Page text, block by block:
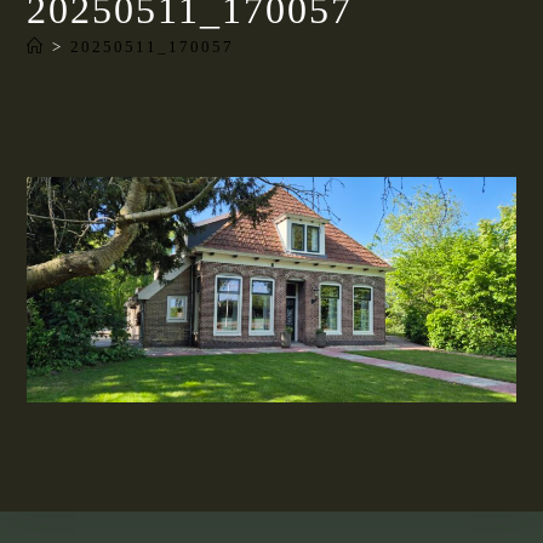
20250511_170057
> 20250511_170057